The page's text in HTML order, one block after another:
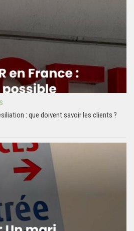
: que doivent savoir les clients ?